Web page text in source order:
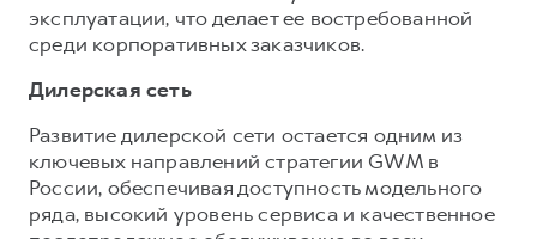
эксплуатации, что делает ее востребованной
среди корпоративных заказчиков.
Дилерская сеть
Развитие дилерской сети остается одним из
ключевых направлений стратегии GWM в
России, обеспечивая доступность модельного
ряда, высокий уровень сервиса и качественное